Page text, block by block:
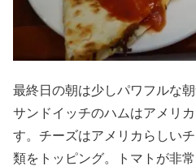
最終日の朝は少しパワフルな
サンドイッチのハムはアメリ
す。チーズはアメリカらしい
類をトッピング。トマトが非